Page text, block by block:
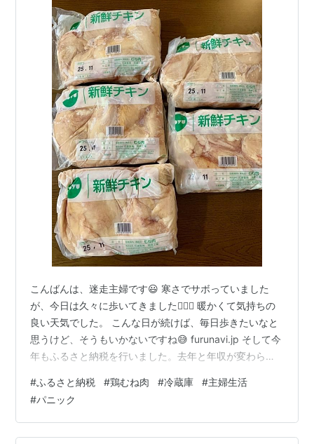
こんばんは、迷走主婦です😃 寒さでサボっていました
が、今日は久々に歩いてきました🚶🏻‍♀️ 暖かくて気持ちの
良い天気でした。 こんな日が続けば、毎日歩きたいなと
思うけど、そうもいかないですね😅 furunavi.jp そして今
年もふるさと納税を行いました。去年と年収が変わらな
い。 さっそく１月に寄附したやつの返礼品が届きました♪
こちら💁🏻‍♀️ 寄附金額 16,000円 鶏むね肉 10kg 2キロず
つ、5パックです。10kgはさすがに重いので、夫が玄関
で受け取って、キッチンまで運んでくれました。 夫よ、
#ふるさと納税 #鶏むね肉 #冷蔵庫 #主婦生活
#パニック